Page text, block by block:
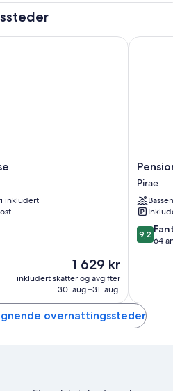
inkludert
Prisen
1 629 kr
1 629 kr
inkludert skatter og avgifter
30. aug.–31. aug.
Pension
Pare
Lodge
Tahiti
Pirae
Pirae
9.2
av
9,2
64
Pension
overnattingssteder